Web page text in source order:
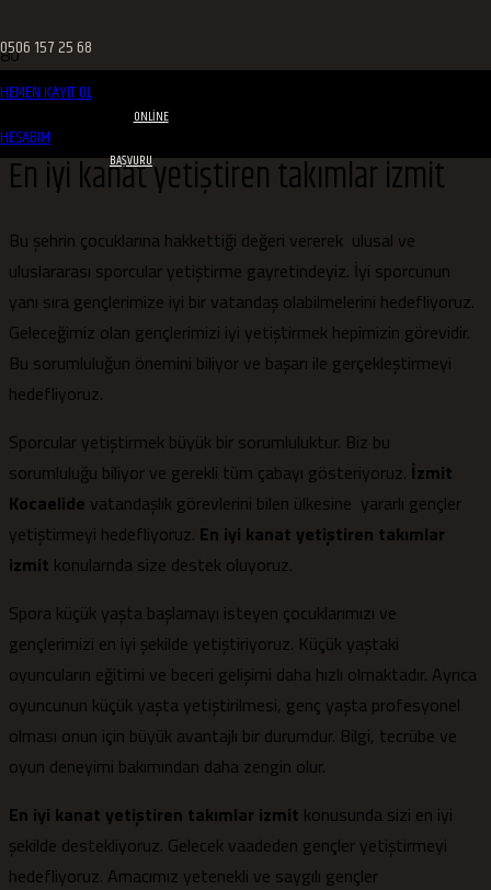
0506 157 25 68
HEMEN KAYIT OL
HESABIM
ONLINE
BAŞVURU
En iyi kanat yetiştiren takımlar izmit
Bu şehrin çocuklarına hakkettiği değeri vererek ulusal ve
uluslararası sporcular yetiştirme gayretindeyiz. İyi sporcunun
yanı sıra gençlerimize iyi bir vatandaş olabilmelerini hedefliyoruz.
Geleceğimiz olan gençlerimizi iyi yetiştirmek hepimizin görevidir.
Bu sorumluluğun önemini biliyor ve başarı ile gerçekleştirmeyi
hedefliyoruz.
Sporcular yetiştirmek büyük bir sorumluluktur. Biz bu
sorumluluğu biliyor ve gerekli tüm çabayı gösteriyoruz. İzmit
Kocaelide vatandaşlık görevlerini bilen ülkesine yararlı gençler
yetiştirmeyi hedefliyoruz. En iyi kanat yetiştiren takımlar
izmit konularnda size destek oluyoruz.
Spora küçük yaşta başlamayı isteyen çocuklarımızı ve
gençlerimizi en iyi şekilde yetiştiriyoruz. Küçük yaştaki
oyuncuların eğitimi ve beceri gelişimi daha hızlı olmaktadır. Ayrıca
oyuncunun küçük yaşta yetiştirilmesi, genç yaşta profesyonel
olması onun için büyük avantajlı bir durumdur. Bilgi, tecrübe ve
oyun deneyimi bakımından daha zengin olur.
En iyi kanat yetiştiren takımlar izmit konusunda sizi en iyi
şekilde destekliyoruz. Gelecek vaadeden gençler yetiştirmeyi
hedefliyoruz. Amacımız yetenekli ve saygılı gençler